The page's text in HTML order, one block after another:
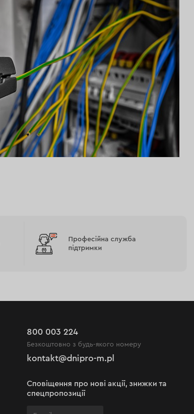
Професійна служба
підтримки
800 003 224
Безкоштовно з будь-якого номеру
kontakt@dnipro-m.pl
Сповіщення про нові акції, знижки та
спецпропозиції